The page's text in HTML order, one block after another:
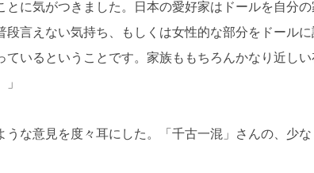
に気がつきました。日本の愛好家はドールを自分
言えない気持ち、もしくは女性的な部分をドール
いるということです。家族ももちろんかなり近し
な意見を度々耳にした。「千古一混」さんの、少